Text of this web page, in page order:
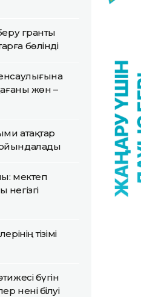
гранты
бөлінді
жөн –
атақтар
мектеп
тізімі
бүгін
нені білуі